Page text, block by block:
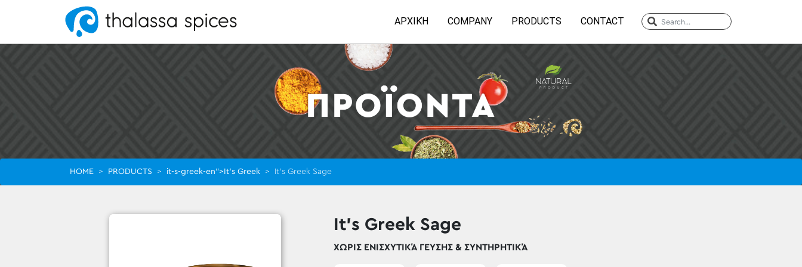
ΑΡΧΙΚΉ COMPANY PRODUCTS CONTACT
HOME > PRODUCTS > it-s-greek-en">It’s Greek > It’s Greek Sage
It’s Greek Sage
ΧΩΡΊΣ ΕΝΙΣΧΥΤΙΚΆ ΓΕΎΣΗΣ & ΣΥΝΤΗΡΗΤΙΚΆ